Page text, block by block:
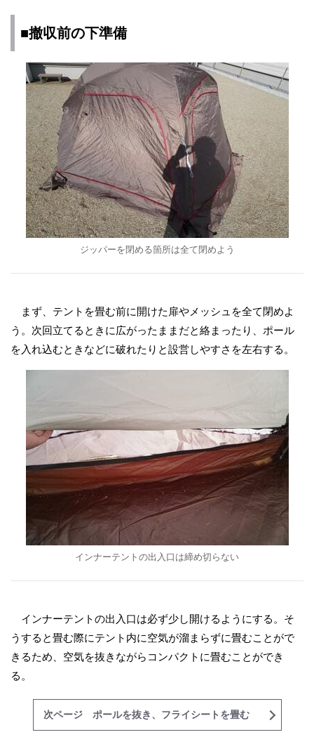
■撤収前の下準備
ジッパーを閉める箇所は全て閉めよう
まず、テントを畳む前に開けた扉やメッシュを全て閉めよ
う。次回立てるときに広がったままだと絡まったり、ポール
を入れ込むときなどに破れたりと設営しやすさを左右する。
インナーテントの出入口は締め切らない
インナーテントの出入口は必ず少し開けるようにする。そ
うすると畳む際にテント内に空気が溜まらずに畳むことがで
きるため、空気を抜きながらコンパクトに畳むことができ
る。
次ページ ポールを抜き、フライシートを畳む